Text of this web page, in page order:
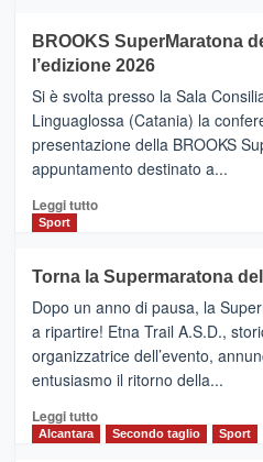
con
la
Al
via
i
collegamenti
BROOKS SuperMaratona
l’edizione 2026
Si è svolta presso la Sala
Linguaglossa (Catania) la
presentazione della BROOKS
appuntamento destinato a...
Leggi tuttoLeggi
BROOKS
SuperMaratona
dell’Etna,
presentata
l’edizione
2026
Sport
Torna la Supermaratona
Dopo un anno di pausa, la
a ripartire! Etna Trail A.S.D.,
organizzatrice dell’evento,
entusiasmo il ritorno della...
Leggi tuttoLeggi
Alcantara Secondo taglio Sport